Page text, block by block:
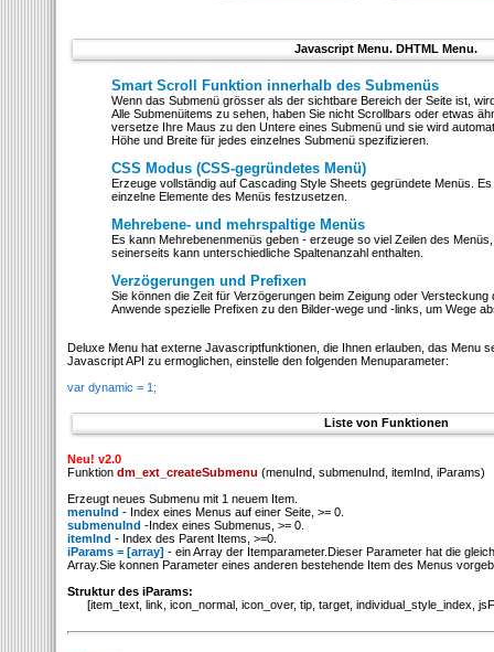
Javascript Menu. DHTML Menu.
Smart Scroll Funktion innerhalb des Submenüs
Wenn das Submenü grösser als der sichtbare Bereich der Seite ist,
Alle Submenüitems zu sehen, haben Sie nicht Scrollbars oder etwas
versetze Ihre Maus zu den Untere eines Submenü und sie wird
Höhe und Breite für jedes einzelnes Submenü spezifizieren.
CSS Modus (CSS-gegründetes Menü)
Erzeuge vollständig auf Cascading Style Sheets gegründete Menüs.
einzelne Elemente des Menüs festzusetzen.
Mehrebene- und mehrspaltige Menüs
Es kann Mehrebenenmenüs geben - erzeuge so viel Zeilen des
seinerseits kann unterschiedliche Spaltenanzahl enthalten.
Verzögerungen und Prefixen
Sie können die Zeit für Verzögerungen beim Zeigung oder
Anwende spezielle Prefixen zu den Bilder-wege und -links, um Wege
Deluxe Menu hat externe Javascriptfunktionen, die Ihnen erlauben, das Menu
Javascript API zu ermoglichen, einstelle den folgenden Menuparameter:
var dynamic = 1;
Liste von Funktionen
Neu! v2.0
Funktion dm_ext_createSubmenu (menuInd, submenuInd, itemInd, iParams)
Erzeugt neues Submenu mit 1 neuem Item.
menuInd - Index eines Menus auf einer Seite, >= 0.
submenuInd -Index eines Submenus, >= 0.
itemInd - Index des Parent Items, >=0.
iParams = [array] - ein Array der Itemparameter.Dieser Parameter hat die
Array.Sie konnen Parameter eines anderen bestehende Item des Menus
Struktur des iParams:
[item_text, link, icon_normal, icon_over, tip, target, individual_style_index,